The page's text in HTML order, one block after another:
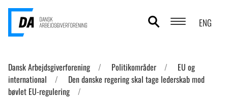
ENG
ANALYSER
Dansk Arbejdsgiverforening Politikområder
EU og
international
Den danske regering skal tage lederskab mod
bøvlet EU-regulering